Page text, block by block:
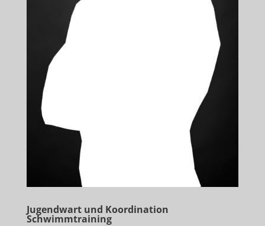
Jugendwart und Koordination
Schwimmtraining​